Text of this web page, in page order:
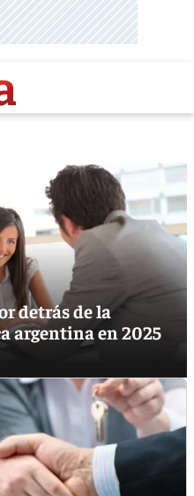
detrás de la
argentina en 2025